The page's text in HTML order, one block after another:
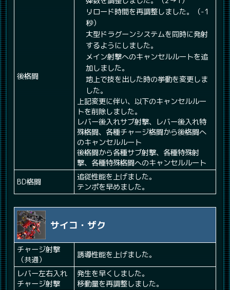
後格闘
リロード時間を再調整しました。（-1
秒）
大型ドラグーンシステムを同時に発射
するようにしました。
メイン射撃へのキャンセルルートを追
加しました。
地上で技を出した時の挙動を変更しま
した。
上記変更に伴い、以下のキャンセルルー
トを削除しました。
レバー後入れサブ射撃、レバー後入れ特
殊格闘、各種チャージ格闘から後格闘へ
のキャンセルルート
後格闘から各種サブ射撃、各種特殊射
撃、各種特殊格闘へのキャンセルルート
BD格闘
追従性能を上げました。
テンポを早めました。
サイコ・ザク
チャージ射撃
（共通）
誘導性能を上げました。
レバー左右入れ
チャージ射撃
発生を早くしました。
移動量を再調整しました。